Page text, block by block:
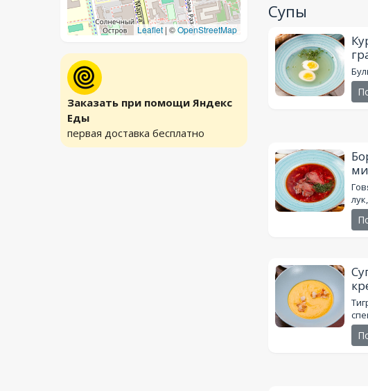
Leaflet | ©OpenStreetMap
Заказать при помощи Яндекс
Еды
первая доставка бесплатно
Супы